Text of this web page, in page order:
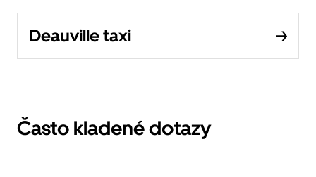
Deauville taxi
Často kladené dotazy